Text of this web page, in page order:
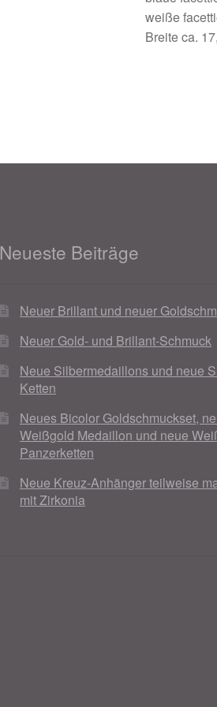
weiße
Breite ca.
Neueste Beiträge
Neuer Brillant und neuer
Neuer Gold- und Brillant-Schmuck
Neue Silbermedaillons und neue
Ketten
Neues Bicolor Goldschmuckset,
Weißgold Medaillon und neue
Panzerketten
Neue Kreuz-Anhänger teilweise
mit Zirkonia